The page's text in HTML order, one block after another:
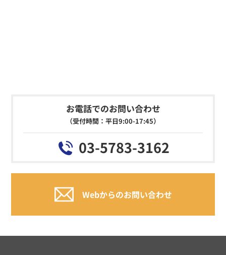
お電話でのお問い合わせ
（受付時間：平日9:00-17:45）
03-5783-3162
Webからのお問い合わせ